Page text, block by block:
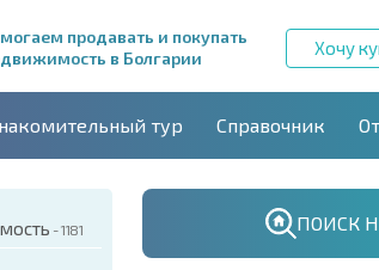
продавать и покупать
в Болгарии
Хочу
тур Справочник
- 1181 ПОИСК